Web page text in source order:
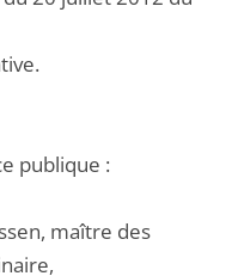
publique :
maître des